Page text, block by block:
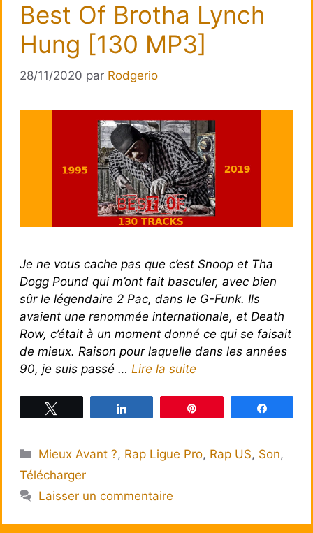
Best Of Brotha Lynch
Hung [130 MP3]
28/11/2020 par Rodgerio
Je ne vous cache pas que c’est Snoop et Tha
Dogg Pound qui m’ont fait basculer, avec bien
sûr le légendaire 2 Pac, dans le G-Funk. Ils
avaient une renommée internationale, et Death
Row, c’était à un moment donné ce qui se faisait
de mieux. Raison pour laquelle dans les années
90, je suis passé … Lire la suite
Catégories
Mieux Avant ?, Rap Ligue Pro, Rap US, Son,
Télécharger
Laisser un commentaire